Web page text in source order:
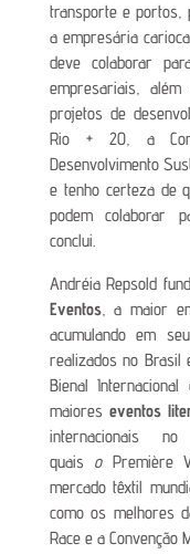
transporte e portos,
a empresária carioca
deve colaborar
empresariais,
projetos de
Rio + 20, a
Desenvolvimento
e tenho certeza de
podem colaborar
conclui.
Andréia Repsold
Eventos, a maior
acumulando em
realizados no Brasil
Bienal
maiores eventos
internacionais
quais o Première
mercado têxtil
como os melhores
Race e a Convenção